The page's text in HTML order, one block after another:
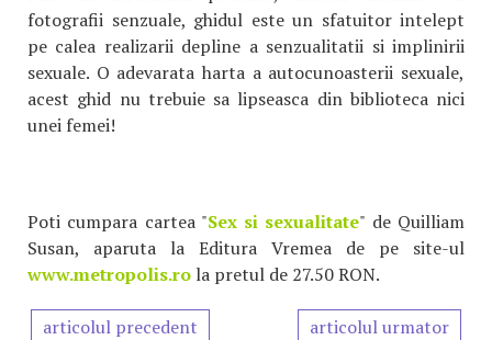
fotografii senzuale, ghidul este un sfatuitor intelept
pe calea realizarii depline a senzualitatii si implinirii
sexuale. O adevarata harta a autocunoasterii sexuale,
acest ghid nu trebuie sa lipseasca din biblioteca nici
unei femei!
Poti cumpara cartea "Sex si sexualitate" de Quilliam
Susan, aparuta la Editura Vremea de pe site-ul
www.metropolis.ro la pretul de 27.50 RON.
articolul precedent articolul urmator